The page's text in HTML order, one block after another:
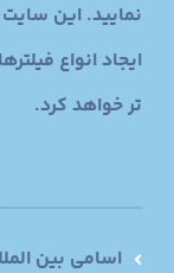
ایجاد انواع
تر خواهد کرد.
اسامی بین